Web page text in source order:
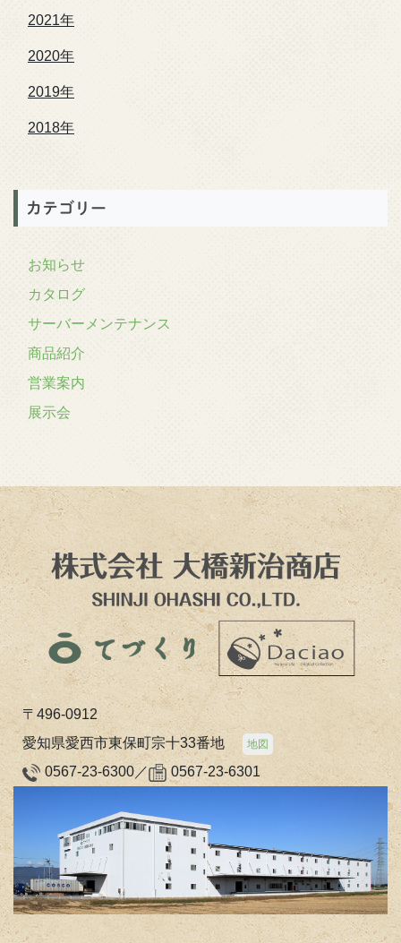
2021年
2020年
2019年
2018年
カテゴリー
お知らせ
カタログ
サーバーメンテナンス
商品紹介
営業案内
展示会
〒496-0912
愛知県愛西市東保町宗十33番地
地図
0567-23-6300／ 0567-23-6301